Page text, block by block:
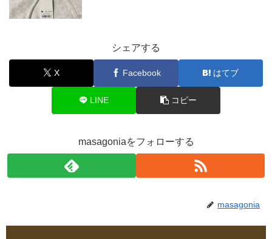
シェアする
X Facebook はてブ
LINE コピー
masagoniaをフォローする
masagonia